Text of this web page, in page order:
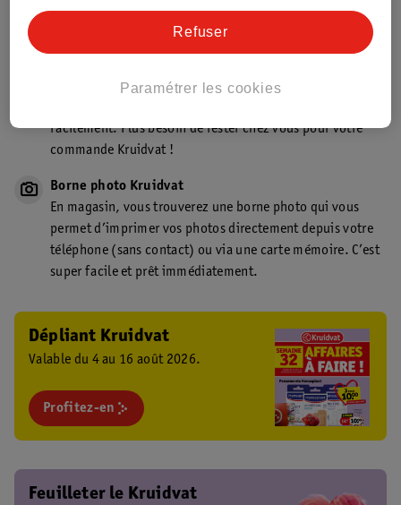
Aussi dans ce magasin
Point de retrait Kruidvat.be
facilement. Plus besoin de rester chez vous pour votre
commande Kruidvat !
Borne photo Kruidvat
En magasin, vous trouverez une borne photo qui vous
permet d’imprimer vos photos directement depuis votre
téléphone (sans contact) ou via une carte mémoire. C’est
super facile et prêt immédiatement.
Dépliant Kruidvat
Valable du 4 au 16 août 2026.
Profitez-en
Feuilleter le Kruidvat
Paramétrer les cookies
Refuser